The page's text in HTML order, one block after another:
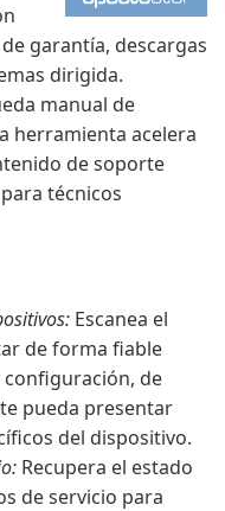
garantía, descargas
dirigida.
manual de
herramienta acelera
de soporte
técnicos
Escanea el
de forma fiable
de
pueda presentar
del dispositivo.
Recupera el estado
de servicio para